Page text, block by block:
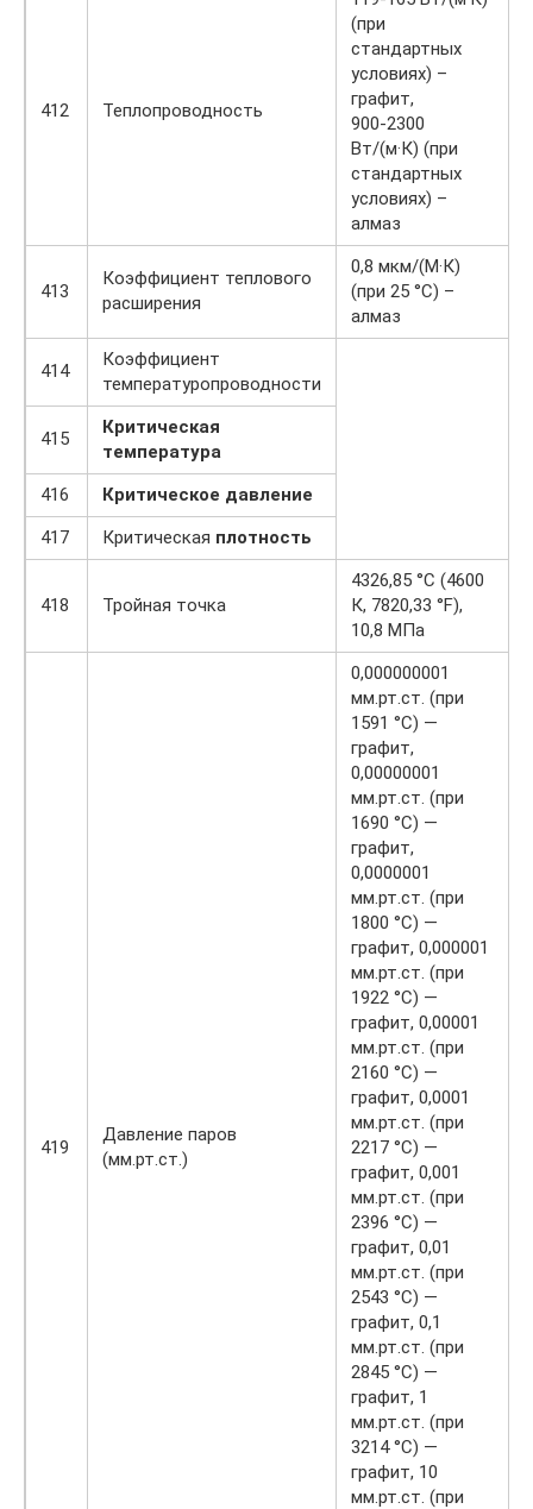
412 Теплопроводность
(при
стандартных
условиях) –
графит,
900-2300
Вт/(м·К) (при
стандартных
условиях) –
алмаз
413
Коэффициент теплового
расширения
0,8 мкм/(М·К)
(при 25 °С) –
алмаз
414
Коэффициент
температуропроводности
415
Критическая
температура
416
Критическое давление
417
Критическая плотность
418 Тройная точка
4326,85 °C (4600
К, 7820,33 °F),
10,8 МПа
419
Давление паров
(мм.рт.ст.)
0,000000001
мм.рт.ст. (при
1591 °C) —
графит,
0,00000001
мм.рт.ст. (при
1690 °C) —
графит,
0,0000001
мм.рт.ст. (при
1800 °C) —
графит, 0,000001
мм.рт.ст. (при
1922 °C) —
графит, 0,00001
мм.рт.ст. (при
2160 °C) —
графит, 0,0001
мм.рт.ст. (при
2217 °C) —
графит, 0,001
мм.рт.ст. (при
2396 °C) —
графит, 0,01
мм.рт.ст. (при
2543 °C) —
графит, 0,1
мм.рт.ст. (при
2845 °C) —
графит, 1
мм.рт.ст. (при
3214 °C) —
графит, 10
мм.рт.ст. (при